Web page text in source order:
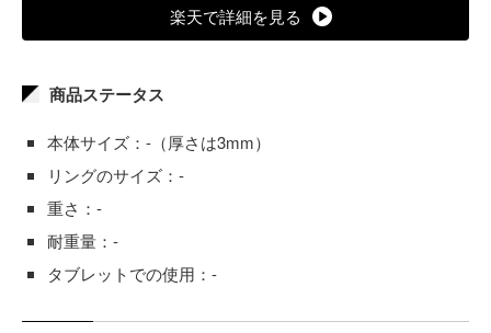
楽天で詳細を見る
商品ステータス
本体サイズ：-（厚さは3mm）
リングのサイズ：-
重さ：-
耐重量：-
タブレットでの使用：-